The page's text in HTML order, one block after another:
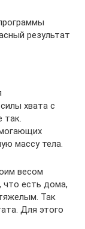
результат
хвата с
так.
массу тела.
весом
что есть дома,
Так
Для этого